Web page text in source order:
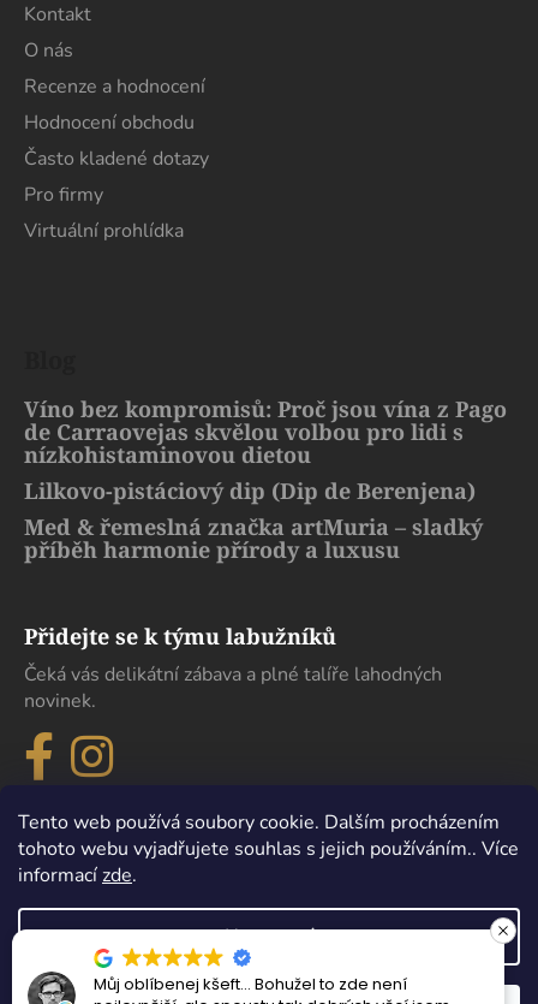
Tento web používá soubory cookie. Dalším procházením
tohoto webu vyjadřujete souhlas s jejich používáním.. Více
informacízde.
Nastavení
Kontakt
O nás
Recenze a hodnocení
Hodnocení obchodu
Často kladené dotazy
Pro firmy
Virtuální prohlídka
Víno bez kompromisů: Proč jsou vína z Pago
de Carraovejas skvělou volbou pro lidi s
nízkohistaminovou dietou
Lilkovo-pistáciový dip (Dip de Berenjena)
Med & řemeslná značka artMuria – sladký
příběh harmonie přírody a luxusu
Přidejte se k týmu labužníků
Čeká vás delikátní zábava a plné talíře lahodných
novinek.
Vytvořil Shoptet
to zde není
Maximální spokojenost,